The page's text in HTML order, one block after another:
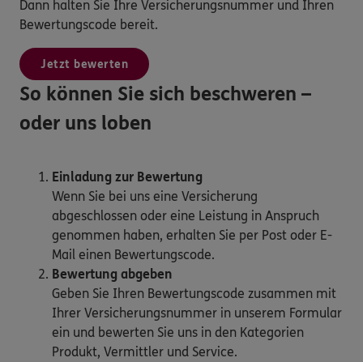
Dann halten Sie Ihre Versicherungsnummer und Ihren
Bewertungscode bereit.
Jetzt bewerten
So können Sie sich beschweren –
oder uns loben
Einladung zur Bewertung
Wenn Sie bei uns eine Versicherung
abgeschlossen oder eine Leistung in Anspruch
genommen haben, erhalten Sie per Post oder E-
Mail einen Bewertungscode.
Bewertung abgeben
Geben Sie Ihren Bewertungscode zusammen mit
Ihrer Versicherungsnummer in unserem Formular
ein und bewerten Sie uns in den Kategorien
Produkt, Vermittler und Service.